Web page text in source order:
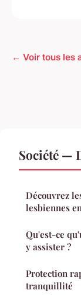
← Voir tous les
Société —
Découvrez
lesbiennes
Qu'est-ce
y assister ?
Protection
tranquillité